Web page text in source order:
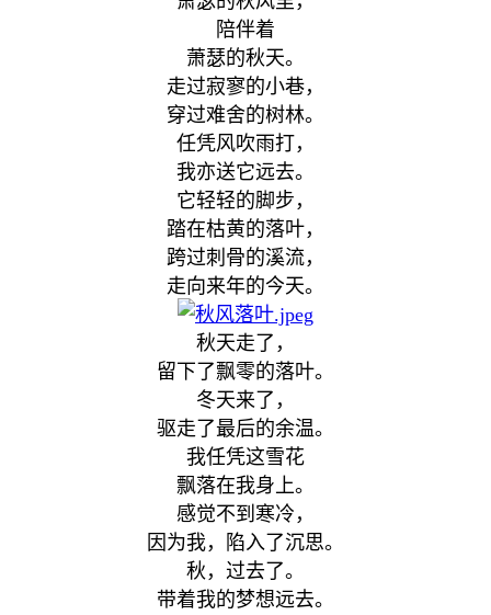
陪伴着
萧瑟的秋天。
走过寂寥的小巷，
穿过难舍的树林。
任凭风吹雨打，
我亦送它远去。
它轻轻的脚步，
踏在枯黄的落叶，
跨过刺骨的溪流，
走向来年的今天。
秋天走了，
留下了飘零的落叶。